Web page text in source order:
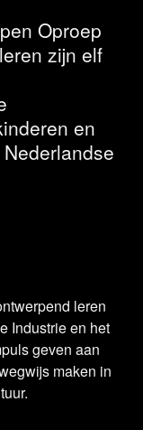
Oproep
zijn elf
en
leren
Industrie en het
geven aan
maken in